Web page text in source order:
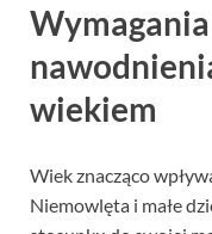
wiekiem
Wiek znacząco
Niemowlęta i małe